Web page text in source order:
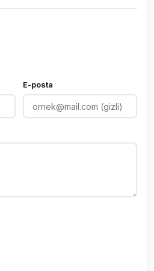
E-posta